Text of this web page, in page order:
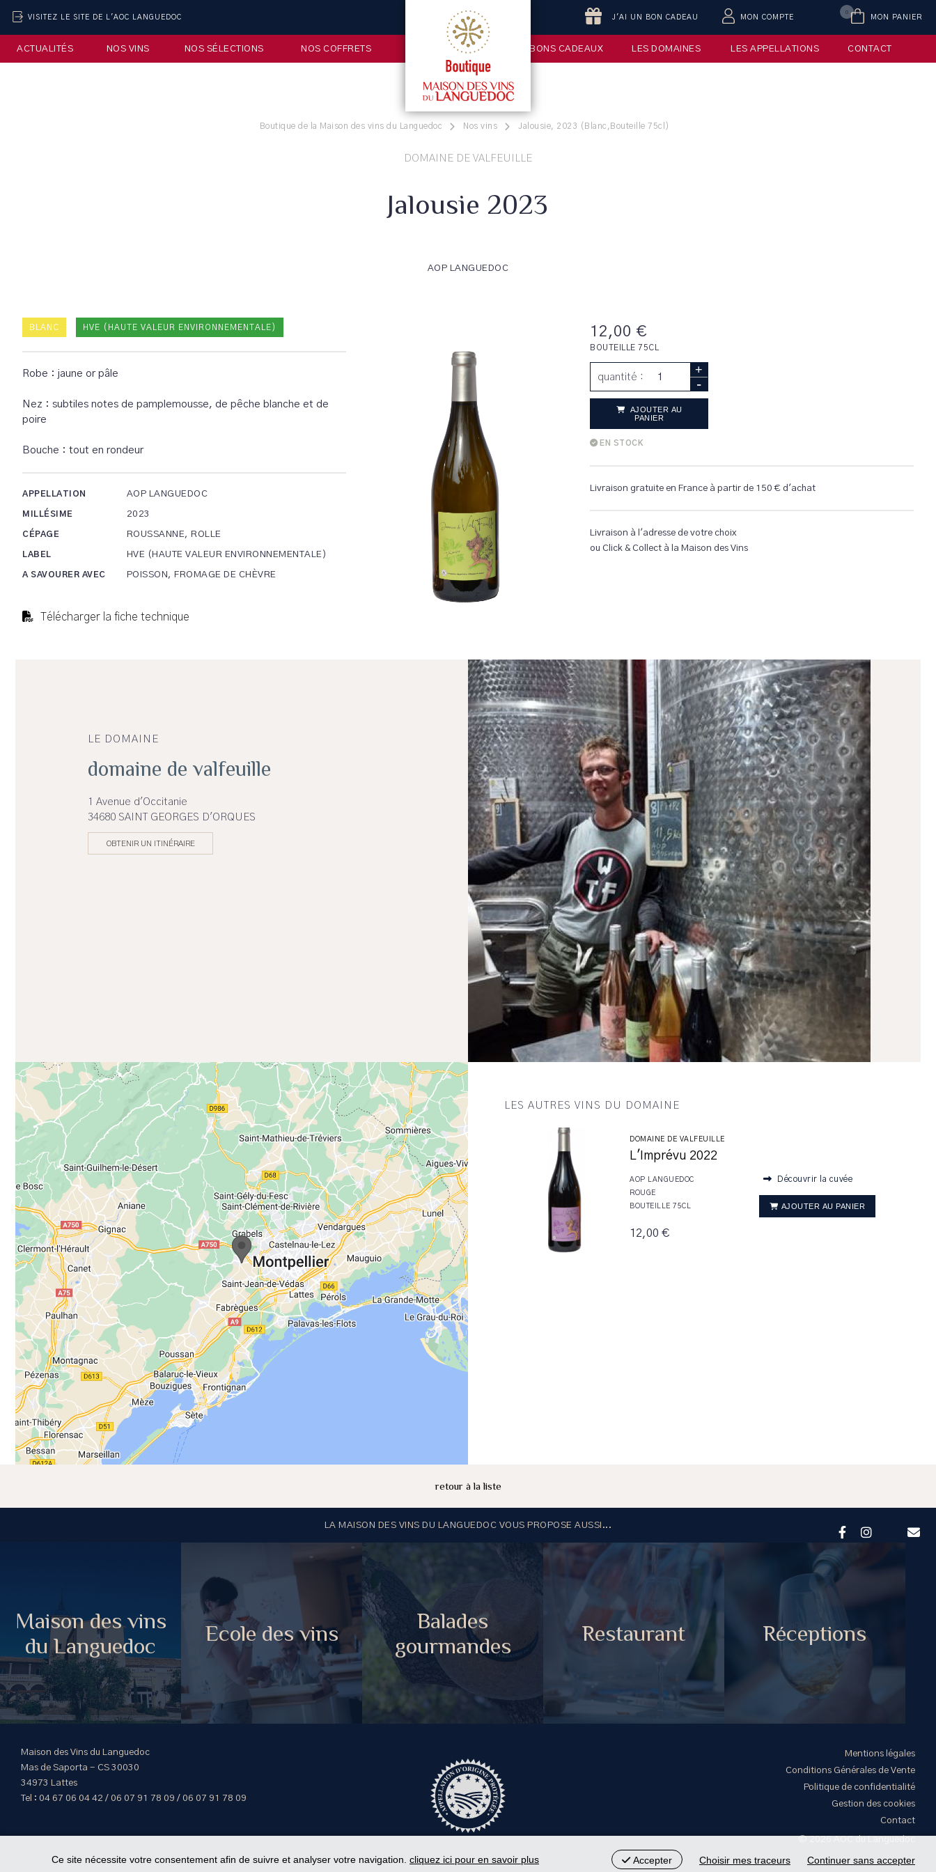
VISITEZ LE SITE DE L'AOC LANGUEDOC J'AI UN BON CADEAU MON COMPTE MON PANIER
0
ACTUALITÉS NOS VINS NOS SÉLECTIONS NOS COFFRETS BONS CADEAUX LES DOMAINES LES APPELLATIONS CONTACT
Boutique de la Maison des vins du Languedoc Nos vins Jalousie, 2023 (Blanc,Bouteille 75cl)
DOMAINE DE VALFEUILLE
Jalousie 2023
AOP LANGUEDOC
BLANC HVE (HAUTE VALEUR ENVIRONNEMENTALE)
Robe : jaune or pâle
Nez : subtiles notes de pamplemousse, de pêche blanche et de
poire
Bouche : tout en rondeur
APPELLATION AOP LANGUEDOC
MILLÉSIME 2023
CÉPAGE ROUSSANNE, ROLLE
LABEL HVE (HAUTE VALEUR ENVIRONNEMENTALE)
A SAVOURER AVEC POISSON, FROMAGE DE CHÈVRE
Télécharger la fiche technique
12,00 €
BOUTEILLE 75CL
quantité : +
-
AJOUTER AU
PANIER
EN STOCK
Livraison gratuite en France à partir de 150 € d'achat
Livraison à l'adresse de votre choix
ou Click & Collect à la Maison des Vins
LE DOMAINE
domaine de valfeuille
1 Avenue d'Occitanie
34680 SAINT GEORGES D'ORQUES
OBTENIR UN ITINÉRAIRE
LES AUTRES VINS DU DOMAINE
DOMAINE DE VALFEUILLE
L'Imprévu 2022
AOP LANGUEDOC
ROUGE
BOUTEILLE 75CL
12,00 €
Découvrir la cuvée
AJOUTER AU PANIER
retour à la liste
LA MAISON DES VINS DU LANGUEDOC VOUS PROPOSE AUSSI...
Maison des vins
du Languedoc
Ecole des vins
Balades
gourmandes
Restaurant Réceptions
Maison des Vins du Languedoc
Mas de Saporta - CS 30030
34973 Lattes
Tel : 04 67 06 04 42 / 06 07 91 78 09 / 06 07 91 78 09
Mentions légales
Conditions Générales de Vente
Politique de confidentialité
Gestion des cookies
Contact
Ce site nécessite votre consentement afin de suivre et analyser votre navigation. cliquez ici pour en savoir plus Accepter Choisir mes traceurs Continuer sans accepter